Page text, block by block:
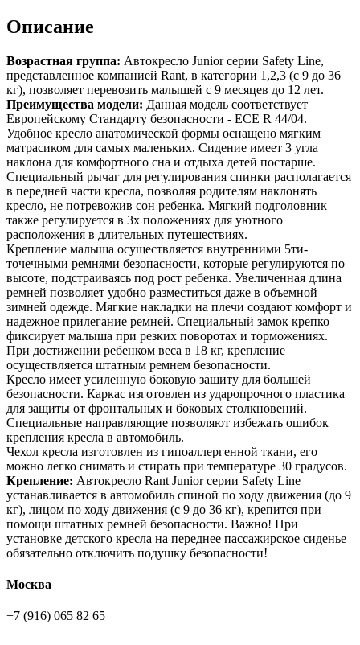
Описание
Возрастная группа: Автокресло Junior серии Safety Line,
представленное компанией Rant, в категории 1,2,3 (с 9 до 36
кг), позволяет перевозить малышей с 9 месяцев до 12 лет.
Преимущества модели: Данная модель соответствует
Европейскому Стандарту безопасности - ECE R 44/04.
Удобное кресло анатомической формы оснащено мягким
матрасиком для самых маленьких. Сидение имеет 3 угла
наклона для комфортного сна и отдыха детей постарше.
Специальный рычаг для регулирования спинки располагается
в передней части кресла, позволяя родителям наклонять
кресло, не потревожив сон ребенка. Мягкий подголовник
также регулируется в 3х положениях для уютного
расположения в длительных путешествиях.
Крепление малыша осуществляется внутренними 5ти-
точечными ремнями безопасности, которые регулируются по
высоте, подстраиваясь под рост ребенка. Увеличенная длина
ремней позволяет удобно разместиться даже в объемной
зимней одежде. Мягкие накладки на плечи создают комфорт и
надежное прилегание ремней. Специальный замок крепко
фиксирует малыша при резких поворотах и торможениях.
При достижении ребенком веса в 18 кг, крепление
осуществляется штатным ремнем безопасности.
Кресло имеет усиленную боковую защиту для большей
безопасности. Каркас изготовлен из ударопрочного пластика
для защиты от фронтальных и боковых столкновений.
Специальные направляющие позволяют избежать ошибок
крепления кресла в автомобиль.
Чехол кресла изготовлен из гипоаллергенной ткани, его
можно легко снимать и стирать при температуре 30 градусов.
Крепление: Автокресло Rant Junior серии Safety Line
устанавливается в автомобиль спиной по ходу движения (до 9
кг), лицом по ходу движения (с 9 до 36 кг), крепится при
помощи штатных ремней безопасности. Важно! При
установке детского кресла на переднее пассажирское сиденье
обязательно отключить подушку безопасности!
Москва
+7 (916) 065 82 65